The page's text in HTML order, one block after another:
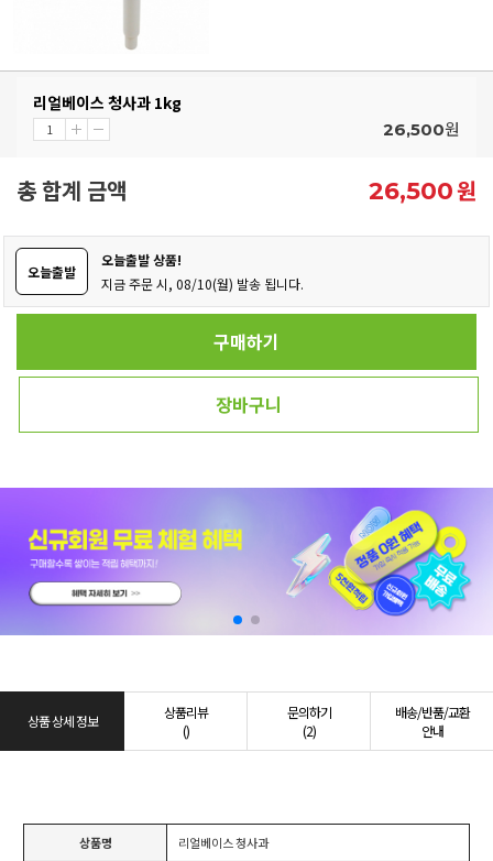
리얼베이스 청사과 1kg
26,500원
총 합계 금액 26,500원
오늘출발
오늘출발 상품!
지금 주문 시, 08/10(월) 발송 됩니다.
구매하기
장바구니
상품 상세 정보
상품리뷰
()
문의하기
(2)
배송/반품/교환
안내
상품명 리얼베이스 청사과